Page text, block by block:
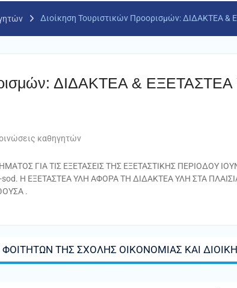
Διοίκηση Τουριστικών Προορισμών: ΔΙΔΑΚΤΕΑ &
ΔΙΔΑΚΤΕΑ &
καθηγητών
ΓΙΑ ΤΙΣ ΕΞΕΤΑΣΕΙΣ ΤΗΣ ΕΞΕΤΑΣΤΙΚΗΣ ΠΕΡΙΟΔΟΥ
Η ΕΞΕΤΑΣΤΕΑ ΥΛΗ ΑΦΟΡΑ ΤΗ ΔΙΔΑΚΤΕΑ ΥΛΗ ΣΤΑ
.
ΤΗΣ ΣΧΟΛΗΣ ΟΙΚΟΝΟΜΙΑΣ ΚΑΙ